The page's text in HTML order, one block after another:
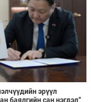
эрүүл
баялгийн сан нэгдэл”